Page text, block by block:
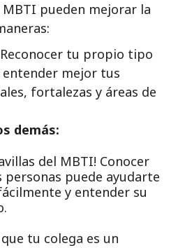
pueden mejorar la
Reconocer tu propio tipo
mejor tus
fortalezas y áreas de
demás:
del MBTI! Conocer
puede ayudarte
y entender su
tu colega es un